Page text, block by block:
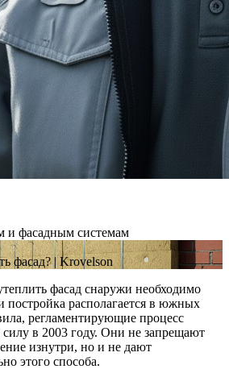
и фасадным системам
фасад? | Krovelson
фасад снаружи необходимо
постройка располагается в южных
регламентирующие процесс
в 2003 году. Они не запрещают
изнутри, но и не дают
этого способа.